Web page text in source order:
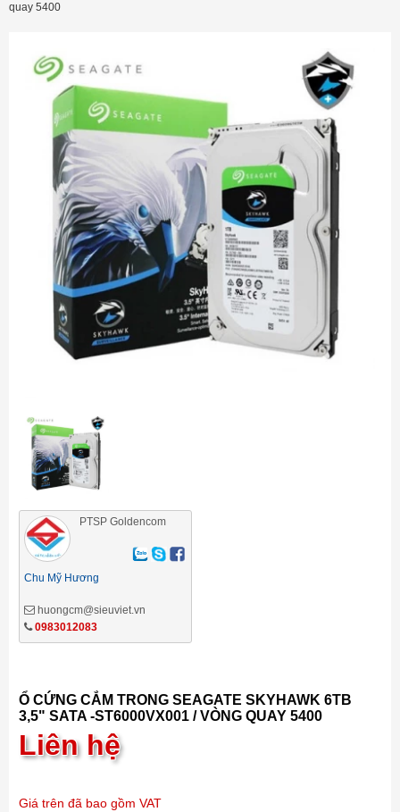
quay 5400
PTSP Goldencom
Chu Mỹ Hương
huongcm@sieuviet.vn
0983012083
Ổ CỨNG CẮM TRONG SEAGATE SKYHAWK 6TB
3,5" SATA -ST6000VX001 / VÒNG QUAY 5400
Liên hệ
Giá trên đã bao gồm VAT